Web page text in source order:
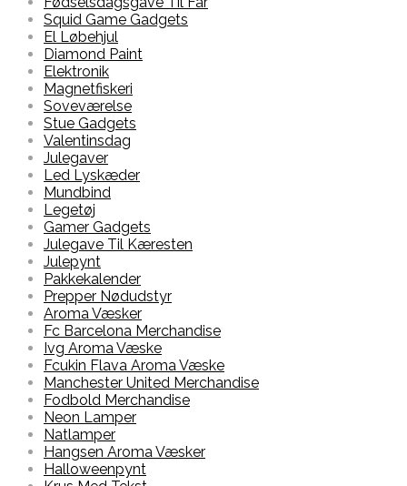
Squid Game Gadgets
El Løbehjul
Diamond Paint
Elektronik
Magnetfiskeri
Soveværelse
Stue Gadgets
Valentinsdag
Julegaver
Led Lyskæder
Mundbind
Legetøj
Gamer Gadgets
Julegave Til Kæresten
Julepynt
Pakkekalender
Prepper Nødudstyr
Aroma Væsker
Fc Barcelona Merchandise
Ivg Aroma Væske
Fcukin Flava Aroma Væske
Manchester United Merchandise
Fodbold Merchandise
Neon Lamper
Natlamper
Hangsen Aroma Væsker
Halloweenpynt